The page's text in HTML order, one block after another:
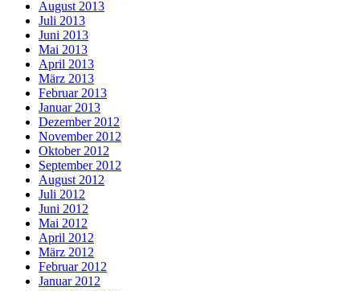
August 2013
Juli 2013
Juni 2013
Mai 2013
April 2013
März 2013
Februar 2013
Januar 2013
Dezember 2012
November 2012
Oktober 2012
September 2012
August 2012
Juli 2012
Juni 2012
Mai 2012
April 2012
März 2012
Februar 2012
Januar 2012